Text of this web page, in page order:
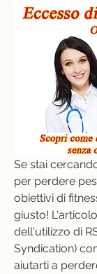
Se stai
per perdere
obiettivi di
giusto!
dell'utilizzo di
Syndication)
aiutarti a